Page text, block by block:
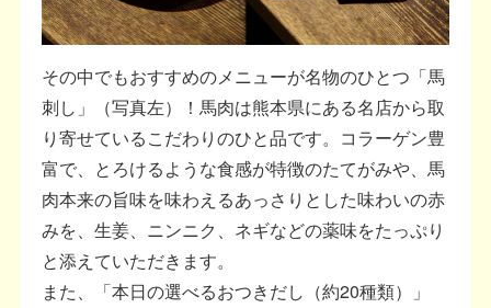
その中でもおすすめのメニューが名物のひとつ「馬
刺し」（写真左）！馬肉は熊本県にある名店から取
り寄せているこだわりのひと品です。コラーゲン豊
富で、とろけるような食感が特徴のたてがみや、馬
肉本来の旨味を味わえるあっさりとした味わいの赤
みを、生姜、ニンニク、ネギなどの薬味をたっぷり
と添えていただきます。
また、「本日の選べるおつきだし（約20種類）」